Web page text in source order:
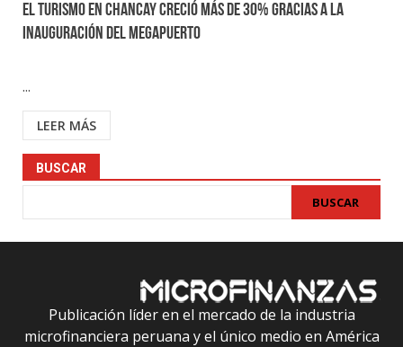
El turismo en Chancay creció más de 30% gracias a la
inauguración del Megapuerto
...
LEER MÁS
BUSCAR
BUSCAR
Publicación líder en el mercado de la industria
microfinanciera peruana y el único medio en América